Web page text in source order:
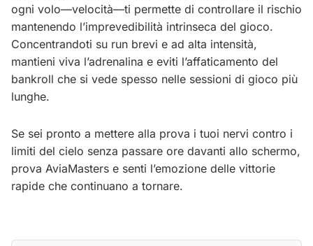
ogni volo—velocità—ti permette di controllare il rischio
mantenendo l’imprevedibilità intrinseca del gioco.
Concentrandoti su run brevi e ad alta intensità,
mantieni viva l’adrenalina e eviti l’affaticamento del
bankroll che si vede spesso nelle sessioni di gioco più
lunghe.
Se sei pronto a mettere alla prova i tuoi nervi contro i
limiti del cielo senza passare ore davanti allo schermo,
prova AviaMasters e senti l’emozione delle vittorie
rapide che continuano a tornare.